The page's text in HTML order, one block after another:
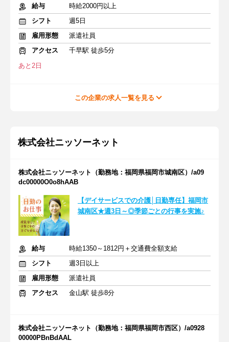
給与
時給2000円以上
シフト
週5日
雇用形態
派遣社員
アクセス
千早駅 徒歩5分
あと2日
この企業の求人一覧を見る
株式会社ニッソーネット
株式会社ニッソーネット（勤務地：福岡県福岡市城南区）/a09
dc00000O0o8hAAB
【デイサービスでの介護│日勤専任】福岡市
城南区★週3日～◎季節ごとの行事を実施♪
給与
時給1350～1812円＋交通費全額支給
シフト
週3日以上
雇用形態
派遣社員
アクセス
金山駅 徒歩8分
株式会社ニッソーネット（勤務地：福岡県福岡市西区）/a0928
00000PBnBdAAL